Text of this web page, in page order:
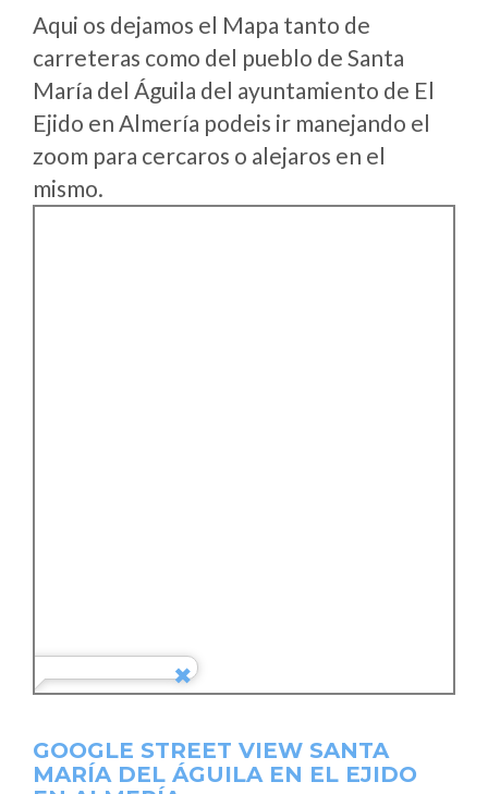
Aqui os dejamos el Mapa tanto de
carreteras como del pueblo de Santa
María del Águila del ayuntamiento de El
Ejido en Almería podeis ir manejando el
zoom para cercaros o alejaros en el
mismo.
GOOGLE STREET VIEW SANTA
MARÍA DEL ÁGUILA EN EL EJIDO